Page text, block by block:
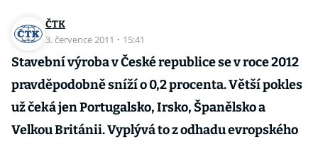
ČTK
3. července 2011 · 15:41
Stavební výroba v České republice se v roce 2012
pravděpodobně sníží o 0,2 procenta. Větší pokles
už čeká jen Portugalsko, Irsko, Španělsko a
Velkou Británii. Vyplývá to z odhadu evropského